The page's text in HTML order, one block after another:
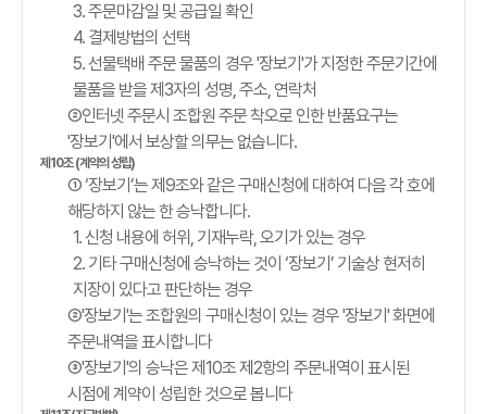
3. 주문마감일 및 공급일 확인
4. 결제방법의 선택
5. 선물택배 주문 물품의 경우 '장보기'가 지정한 주문기간에
물품을 받을 제3자의 성명, 주소, 연락처
②인터넷 주문시 조합원 주문 착오로 인한 반품요구는
'장보기'에서 보상할 의무는 없습니다.
제10조 (계약의 성립)
① ‘장보기’는 제9조와 같은 구매신청에 대하여 다음 각 호에
해당하지 않는 한 승낙합니다.
1. 신청 내용에 허위, 기재누락, 오기가 있는 경우
2. 기타 구매신청에 승낙하는 것이 ‘장보기’ 기술상 현저히
지장이 있다고 판단하는 경우
②'장보기'는 조합원의 구매신청이 있는 경우 '장보기' 화면에
주문내역을 표시합니다
③'장보기'의 승낙은 제10조 제2항의 주문내역이 표시된
시점에 계약이 성립한 것으로 봅니다